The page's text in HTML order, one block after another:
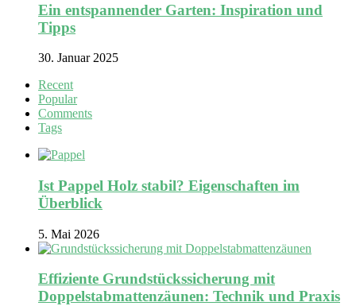
Ein entspannender Garten: Inspiration und
Tipps
30. Januar 2025
Recent
Popular
Comments
Tags
Ist Pappel Holz stabil? Eigenschaften im
Überblick
5. Mai 2026
Effiziente Grundstückssicherung mit
Doppelstabmattenzäunen: Technik und Praxis